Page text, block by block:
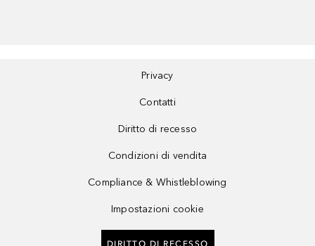
Privacy
Contatti
Diritto di recesso
Condizioni di vendita
Compliance & Whistleblowing
Impostazioni cookie
DIRITTO DI RECESSO